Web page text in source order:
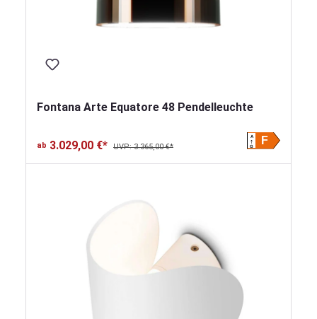
Fontana Arte Equatore 48 Pendelleuchte
ab 3.029,00 €* UVP: 3.365,00 €*
F
A
G